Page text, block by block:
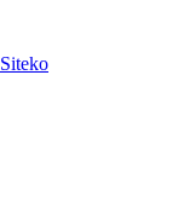
Siteko